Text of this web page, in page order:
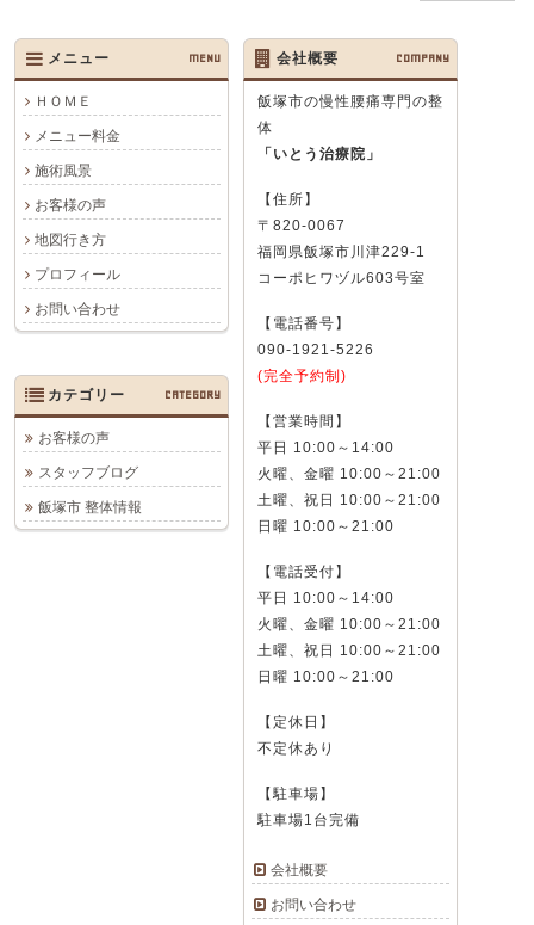
メニュー MENU
ＨＯＭＥ
メニュー料金
施術風景
お客様の声
地図行き方
プロフィール
お問い合わせ
会社概要 COMPANY
飯塚市の慢性腰痛専門の整
体
「いとう治療院」
【住所】
〒820-0067
福岡県飯塚市川津229-1
コーポヒワヅル603号室
【電話番号】
090-1921-5226
(完全予約制)
【営業時間】
平日 10:00～14:00
火曜、金曜 10:00～21:00
土曜、祝日 10:00～21:00
日曜 10:00～21:00
【電話受付】
平日 10:00～14:00
火曜、金曜 10:00～21:00
土曜、祝日 10:00～21:00
日曜 10:00～21:00
【定休日】
不定休あり
【駐車場】
駐車場1台完備
会社概要
お問い合わせ
カテゴリー CATEGORY
お客様の声
スタッフブログ
飯塚市 整体情報